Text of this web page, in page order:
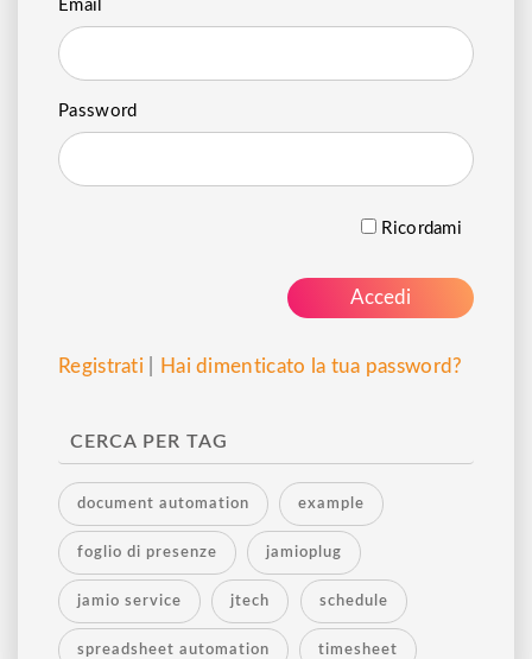
Email
Password
Ricordami
Registrati Hai dimenticato la tua password?
CERCA PER TAG
document automation example
foglio di presenze jamioplug
jamio service jtech schedule
spreadsheet automation timesheet